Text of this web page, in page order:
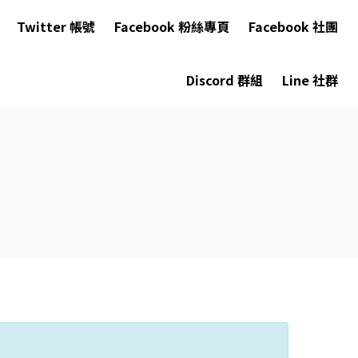
Twitter 帳號 Facebook 粉絲專頁 Facebook 社團
Discord 群組 Line 社群